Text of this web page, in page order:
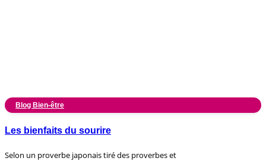
Blog Bien-être
Les bienfaits du sourire
Selon un proverbe japonais tiré des proverbes et